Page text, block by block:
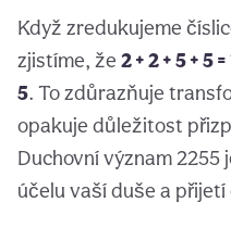
Když zredukujeme
zjistíme, že 2 + 2 + 5 + 5
5. To zdůrazňuje
opakuje důležitost
Duchovní význam 2255
účelu vaší duše a